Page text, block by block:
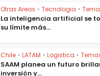
Otras Areas • Tecnologia •
La inteligencia artificial se
su límite más...
Chile • LATAM • Logistica •
SAAM planea un futuro
inversión y...